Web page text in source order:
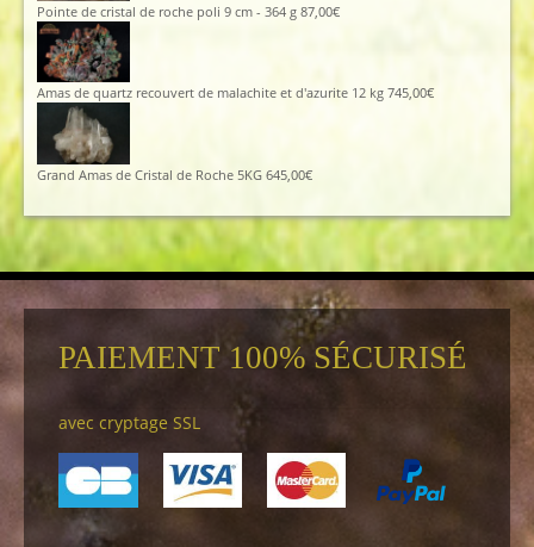
Pointe de cristal de roche poli 9 cm - 364 g 87,00€
Amas de quartz recouvert de malachite et d'azurite 12 kg 745,00€
Grand Amas de Cristal de Roche 5KG 645,00€
PAIEMENT 100% SÉCURISÉ
avec cryptage SSL